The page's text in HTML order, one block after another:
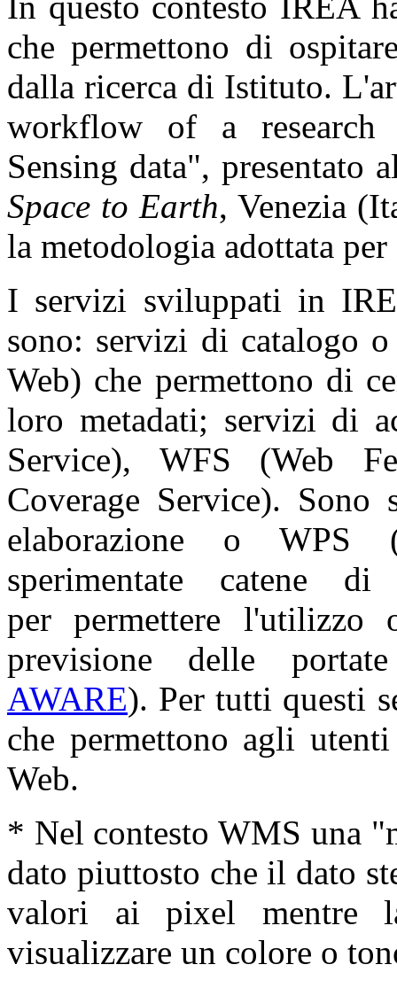
che permettono di
dalla ricerca di Istituto.
workflow of a research
Sensing data", presentato
Space to Earth, Venezia
la metodologia adottata
I servizi sviluppati in
sono: servizi di catalogo
Web) che permettono di
loro metadati; servizi di
Service), WFS (Web
Coverage Service).
elaborazione o WPS
sperimentate catene
per permettere
previsione delle
AWARE). Per tutti questi
che permettono agli
Web.
* Nel contesto WMS una
dato piuttosto che il dato
valori ai pixel mentre
visualizzare un colore o